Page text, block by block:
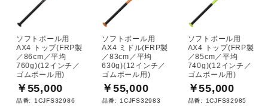
ソフトボール用
AX4 トップ(FRP製
／86cm／平均
760g)(12インチ／
ゴムボール用)
￥55,000
品番: 1CJFS32986
ソフトボール用
AX4 ミドル(FRP製
／83cm／平均
630g)(12インチ／
ゴムボール用)
￥55,000
品番: 1CJFS32983
ソフトボール用
AX4 トップ(FRP製
／85cm／平均
740g)(12インチ／
ゴムボール用)
￥55,000
品番: 1CJFS32985